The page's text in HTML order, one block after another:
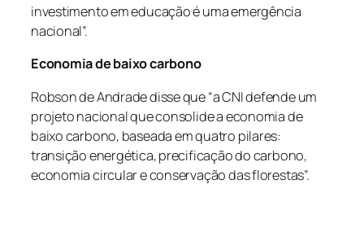
investimento em educação é uma emergência
nacional”.
Economia de baixo carbono
Robson de Andrade disse que “a CNI defende um
projeto nacional que consolide a economia de
baixo carbono, baseada em quatro pilares:
transição energética, precificação do carbono,
economia circular e conservação das florestas”.